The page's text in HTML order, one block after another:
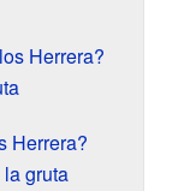
Herrera?
Herrera?
gruta